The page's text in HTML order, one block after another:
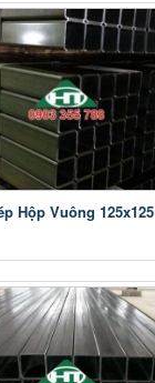
Hộp Vuông 125x125